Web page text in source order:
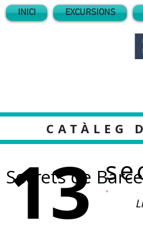
INICI EXCURSIONS
CATÀLEG
Secrets de
13